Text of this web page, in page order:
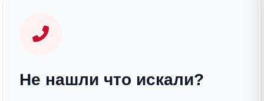
Не нашли что искали?